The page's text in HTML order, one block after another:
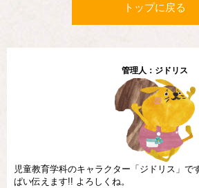
トップに戻る
管理人：ジドリス
児童教育学科のキャラクター「ジドリス」で
ぱい伝えます!! よろしくね。